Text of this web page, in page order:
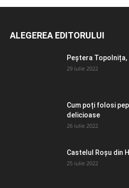
ALEGEREA EDITORULUI
Peștera Topolnița,
29 iulie 2022
Cum poți folosi
delicioase
26 iulie 2022
Castelul Roșu din
25 iulie 2022